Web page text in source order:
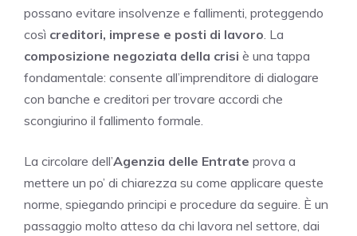
possano evitare insolvenze e fallimenti, proteggendo
così creditori, imprese e posti di lavoro . La
composizione negoziata della crisi è una tappa
fondamentale: consente all’imprenditore di dialogare
con banche e creditori per trovare accordi che
scongiurino il fallimento formale.
La circolare dell’Agenzia delle Entrate prova a
mettere un po’ di chiarezza su come applicare queste
norme, spiegando principi e procedure da seguire. È un
passaggio molto atteso da chi lavora nel settore, dai